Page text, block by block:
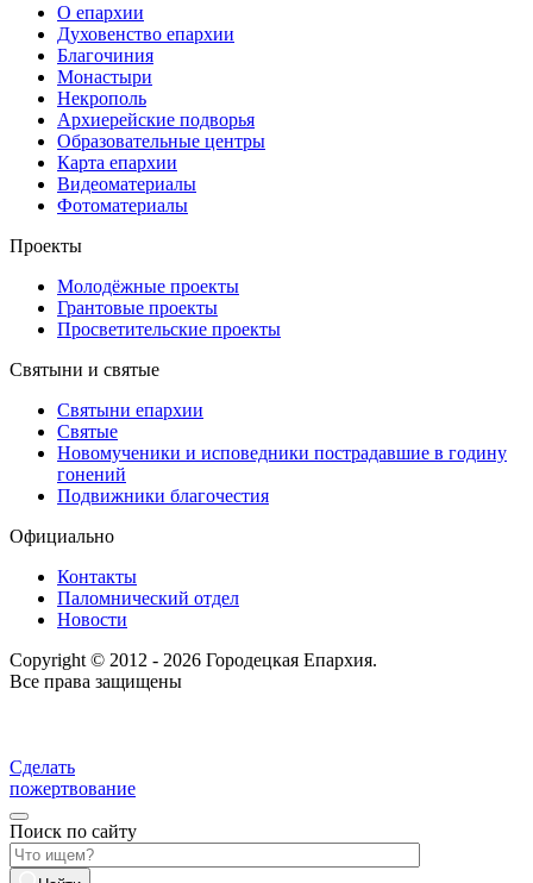
О епархии
Духовенство епархии
Благочиния
Монастыри
Некрополь
Архиерейские подворья
Образовательные центры
Карта епархии
Видеоматериалы
Фотоматериалы
Проекты
Молодёжные проекты
Грантовые проекты
Просветительские проекты
Святыни и святые
Святыни епархии
Святые
Новомученики и исповедники пострадавшие в годину
гонений
Подвижники благочестия
Официально
Контакты
Паломнический отдел
Новости
Copyright © 2012 - 2026 Городецкая Епархия.
Все права защищены
Сделать
пожертвование
Поиск по сайту